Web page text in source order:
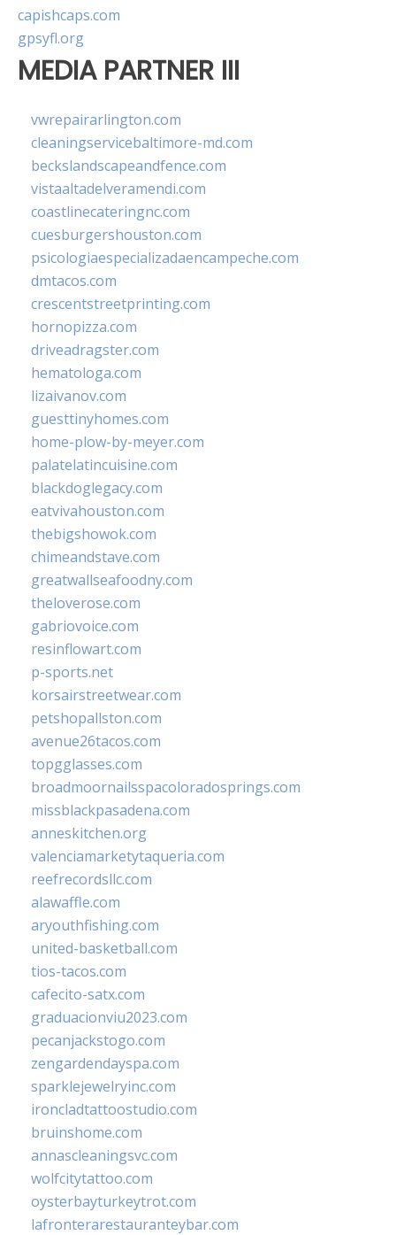
capishcaps.com
gpsyfl.org
MEDIA PARTNER III
vwrepairarlington.com
cleaningservicebaltimore-md.com
beckslandscapeandfence.com
vistaaltadelveramendi.com
coastlinecateringnc.com
cuesburgershouston.com
psicologiaespecializadaencampeche.com
dmtacos.com
crescentstreetprinting.com
hornopizza.com
driveadragster.com
hematologa.com
lizaivanov.com
guesttinyhomes.com
home-plow-by-meyer.com
palatelatincuisine.com
blackdoglegacy.com
eatvivahouston.com
thebigshowok.com
chimeandstave.com
greatwallseafoodny.com
theloverose.com
gabriovoice.com
resinflowart.com
p-sports.net
korsairstreetwear.com
petshopallston.com
avenue26tacos.com
topgglasses.com
broadmoornailsspacoloradosprings.com
missblackpasadena.com
anneskitchen.org
valenciamarketytaqueria.com
reefrecordsllc.com
alawaffle.com
aryouthfishing.com
united-basketball.com
tios-tacos.com
cafecito-satx.com
graduacionviu2023.com
pecanjackstogo.com
zengardendayspa.com
sparklejewelryinc.com
ironcladtattoostudio.com
bruinshome.com
annascleaningsvc.com
wolfcitytattoo.com
oysterbayturkeytrot.com
lafronterarestauranteybar.com